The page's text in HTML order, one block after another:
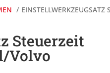
Steuerzeit
Volvo